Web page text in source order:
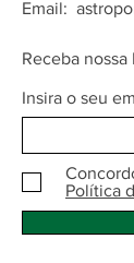
Email:
Receba
Insira o seu
Política